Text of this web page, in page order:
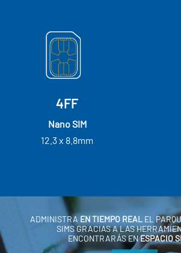
4FF
Nano SIM
12.3 x 8.8mm
ADMINISTRA EN TIEMPO REAL EL
SIMS GRACIAS A LAS
ENCONTRARÁS ENESPACIO